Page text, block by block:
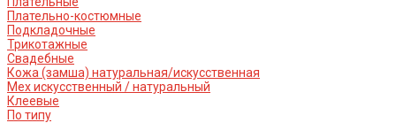
Плательно-костюмные
Подкладочные
Трикотажные
Свадебные
Кожа (замша) натуральная/искусственная
Мех искусственный / натуральный
Клеевые
По типу